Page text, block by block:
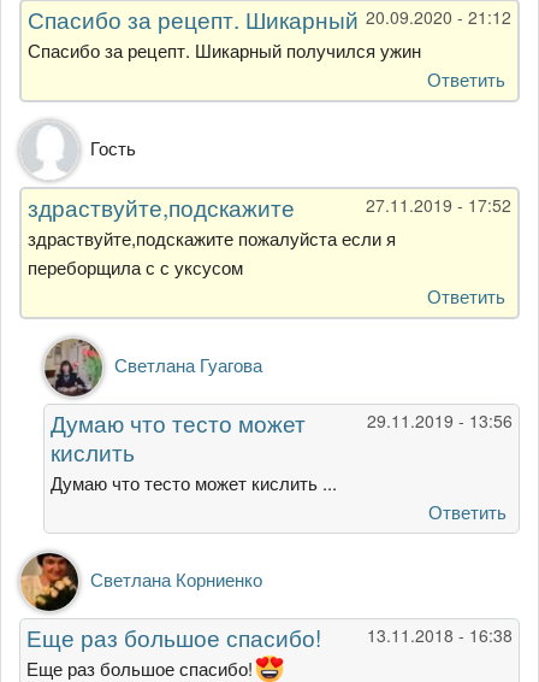
20.09.2020 - 21:12
Спасибо за рецепт. Шикарный
Спасибо за рецепт. Шикарный получился ужин
Ответить
Гость
27.11.2019 - 17:52
здраствуйте,подскажите
здраствуйте,подскажите пожалуйста если я
переборщила с с уксусом
Ответить
Ответ
на
здраствуйте,подскажите
от
Гость
Светлана Гуагова
29.11.2019 - 13:56
Думаю что тесто может
кислить
Думаю что тесто может кислить ...
Ответить
Светлана Корниенко
13.11.2018 - 16:38
Еще раз большое спасибо!
Еще раз большое спасибо!